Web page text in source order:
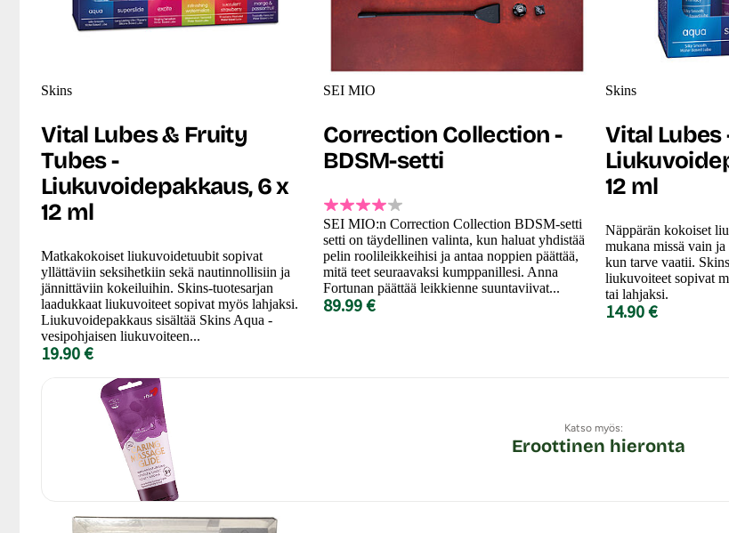
Skins
Vital Lubes & Fruity
Tubes -
Liukuvoidepakkaus, 6 x
12 ml
Matkakokoiset liukuvoidetuubit sopivat
yllättäviin seksihetkiin sekä nautinnollisiin ja
jännittäviin kokeiluihin. Skins-tuotesarjan
laadukkaat liukuvoiteet sopivat myös lahjaksi.
Liukuvoidepakkaus sisältää Skins Aqua -
vesipohjaisen liukuvoiteen...
19.90 €
SEI MIO
Correction Collection -
BDSM-setti
SEI MIO:n Correction Collection BDSM-setti
setti on täydellinen valinta, kun haluat yhdistää
pelin roolileikkeihisi ja antaa noppien päättää,
mitä teet seuraavaksi kumppanillesi. Anna
Fortunan päättää leikkienne suuntaviivat...
89.99 €
Skins
Vital Lubes
12 ml
Näppärän kokoiset
mukana missä vain
kun tarve vaatii.
liukuvoiteet sopivat
tai lahjaksi.
14.90 €
Katso myös:
Eroottinen hieronta